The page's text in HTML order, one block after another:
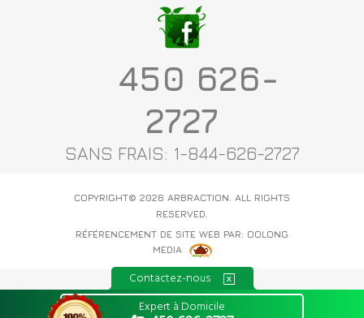
450 626-
2727
SANS FRAIS: 1-844-626-2727
COPYRIGHT© 2026 ARBRACTION. ALL RIGHTS
RESERVED.
RÉFÉRENCEMENT DE SITE WEB PAR: OOLONG
MEDIA
Contactez-nous
Expert à Domicile